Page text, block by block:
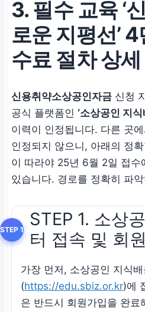
3. 필수 교육 ‘
로운 지평선’
수료 절차 상
신용취약소상공인자금 신청
공식 플랫폼인 ‘소상공인 지식
이력이 인정됩니다. 다른 곳
인정되지 않으니, 아래의 정
이 따라야 25년 6월 2일 접수
있습니다. 경로를 정확히 파
STEP 1. 소상
터 접속 및 회
가장 먼저, 소상공인 지식
(https://edu.sbiz.or.kr)에
은 반드시 회원가입을 완료